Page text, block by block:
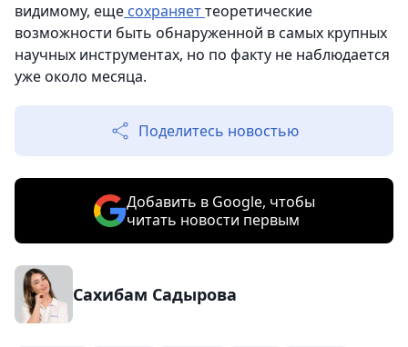
видимому, еще сохраняеттеоретические
возможности быть обнаруженной в самых крупных
научных инструментах, но по факту не наблюдается
уже около месяца.
Поделитесь новостью
Добавить в Google, чтобы
читать новости первым
Сахибам Садырова